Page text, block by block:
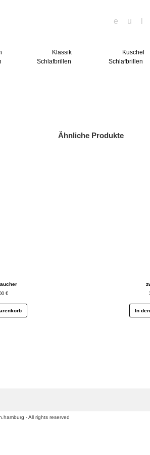
Klassik
Schlafbrillen
Kuschel
Schlafbrillen
Ähnliche Produkte
€
In
- All rights reserved